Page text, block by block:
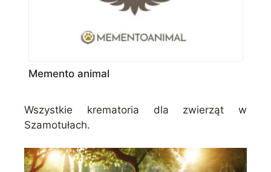
Memento animal
Wszystkie krematoria dla zwierząt w
Szamotułach.